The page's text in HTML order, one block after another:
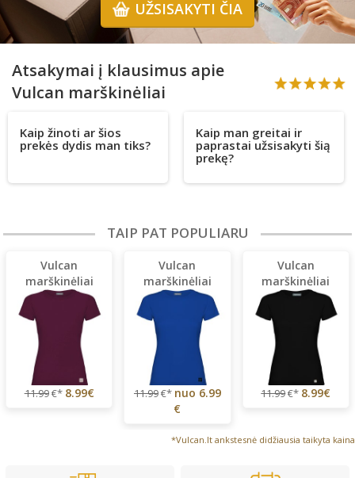
UŽSISAKYTI ČIA
Atsakymai į klausimus apie
Vulcan marškinėliai
Kaip žinoti ar šios
prekės dydis man tiks?
Kaip man greitai ir
paprastai užsisakyti šią
prekę?
TAIP PAT POPULIARU
Vulcan
marškinėliai
11.99€* 8.99€
Vulcan
marškinėliai
11.99€* nuo 6.99
€
Vulcan
marškinėliai
11.99€* 8.99€
*Vulcan.lt ankstesnė didžiausia taikyta kaina